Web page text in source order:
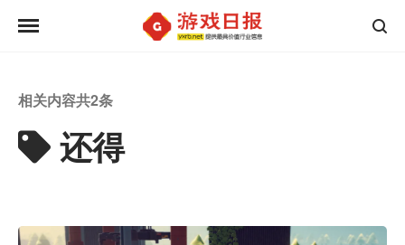
相关内容共2条
还得